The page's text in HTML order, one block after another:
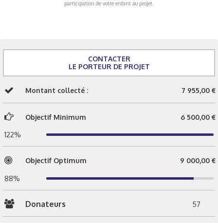
participation de votre enfant au projet.
CONTACTER
LE PORTEUR DE PROJET
Montant collecté : 7 955,00 €
Objectif Minimum 6 500,00 €
122%
Objectif Optimum 9 000,00 €
88%
Donateurs 57